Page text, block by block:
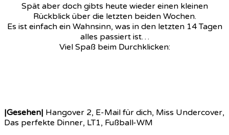
Spät aber doch gibts heute wieder einen kleinen
Rückblick über die letzten beiden Wochen.
Es ist einfach ein Wahnsinn, was in den letzten 14 Tagen
alles passiert ist…
Viel Spaß beim Durchklicken:
|Gesehen| Hangover 2, E-Mail für dich, Miss Undercover,
Das perfekte Dinner, LT1, Fußball-WM